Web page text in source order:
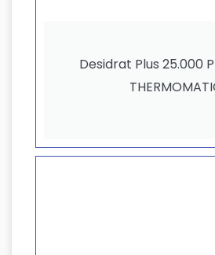
Desidrat Plus 25.000